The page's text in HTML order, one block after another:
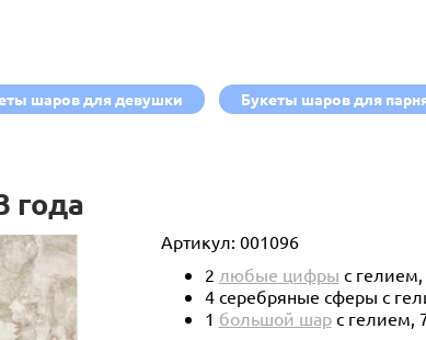
шаров для девушки Букеты шаров для
года
Артикул: 001096
2 любые цифры с
4 серебряные сферы с
1 большой шарс гелием,